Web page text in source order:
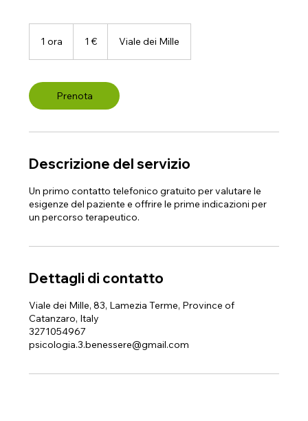
1 ora 1 € Viale dei Mille
Prenota
Descrizione del servizio
Un primo contatto telefonico gratuito per valutare le
esigenze del paziente e offrire le prime indicazioni per
un percorso terapeutico.
Dettagli di contatto
Viale dei Mille, 83, Lamezia Terme, Province of
Catanzaro, Italy
3271054967
psicologia.3.benessere@gmail.com